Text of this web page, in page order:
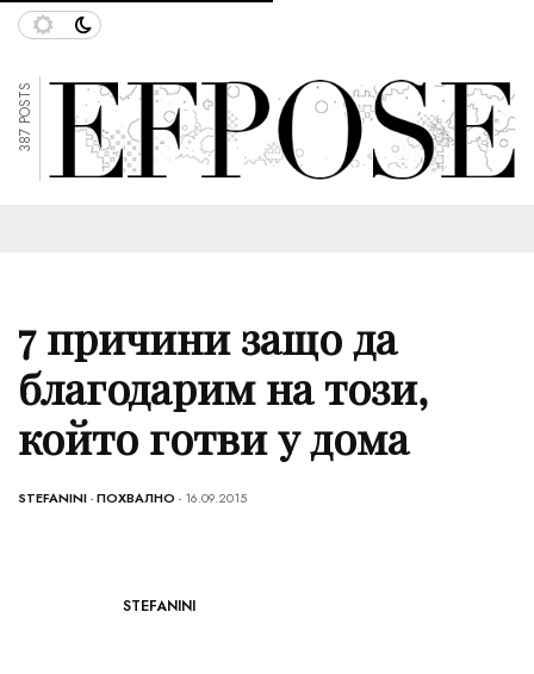
387 POSTS
7 причини защо да
благодарим на този,
който готви у дома
STEFANINI-ПОХВАЛНО - 16.09.2015
STEFANINI